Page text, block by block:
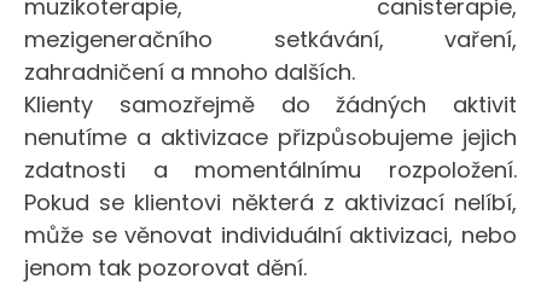
muzikoterapie, canisterapie,
mezigeneračního setkávání, vaření,
zahradničení a mnoho dalších.
Klienty samozřejmě do žádných aktivit
nenutíme a aktivizace přizpůsobujeme jejich
zdatnosti a momentálnímu rozpoložení.
Pokud se klientovi některá z aktivizací nelíbí,
může se věnovat individuální aktivizaci, nebo
jenom tak pozorovat dění.